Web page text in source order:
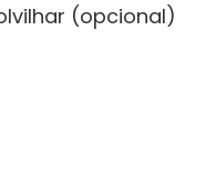
(opcional)